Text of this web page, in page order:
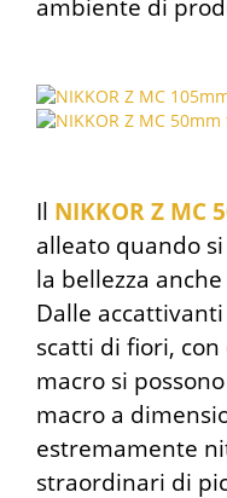
ambiente di
Il NIKKOR Z MC
alleato quando
la bellezza
Dalle
scatti di fiori,
macro si
macro a
estremamente
straordinari di